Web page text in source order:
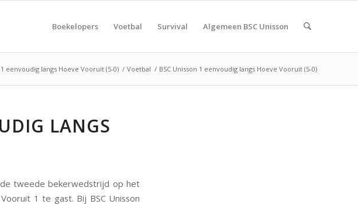
Boekelopers Voetbal Survival Algemeen BSC Unisson
1 eenvoudig langs Hoeve Vooruit (5-0) / Voetbal / BSC Unisson 1 eenvoudig langs Hoeve Vooruit (5-0)
LANGS
tweede bekerwedstrijd op het
1 te gast. Bij BSC Unisson